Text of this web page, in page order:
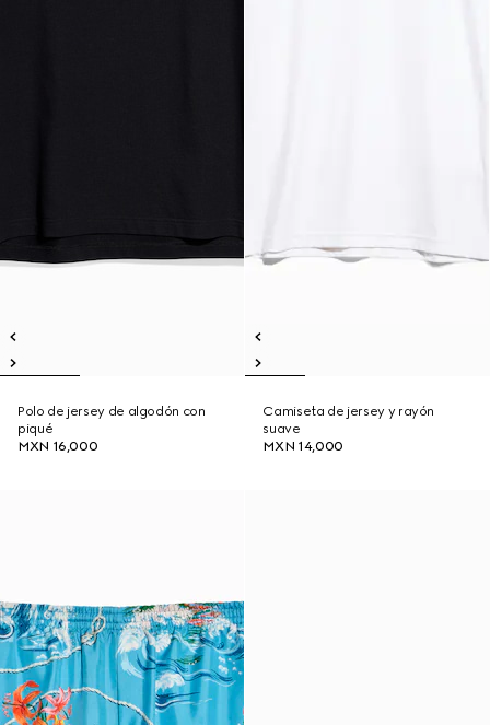
Polo de jersey de algodón con
piqué
MXN 16,000
Camiseta de jersey y rayón
suave
MXN 14,000